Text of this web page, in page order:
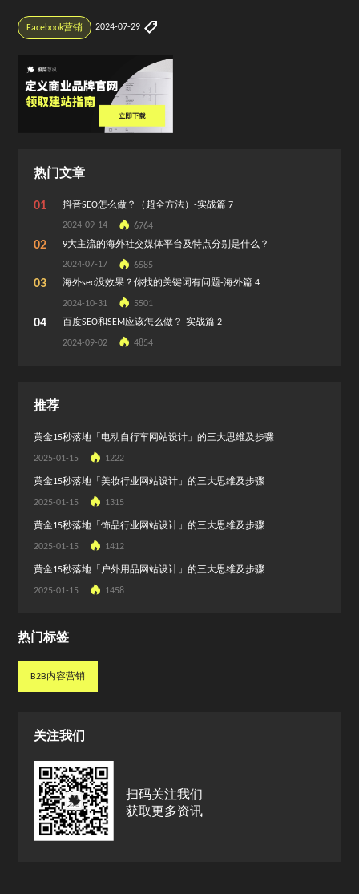
Facebook营销 2024-07-29
热门文章
01 抖音SEO怎么做？（超全方法）-实战篇 7
2024-09-14 6764
02 9大主流的海外社交媒体平台及特点分别是什么？
2024-07-17 6585
03 海外seo没效果？你找的关键词有问题-海外篇 4
2024-10-31 5501
04 百度SEO和SEM应该怎么做？-实战篇 2
2024-09-02 4854
推荐
黄金15秒落地「电动自行车网站设计」的三大思维及步骤
2025-01-15 1222
黄金15秒落地「美妆行业网站设计」的三大思维及步骤
2025-01-15 1315
黄金15秒落地「饰品行业网站设计」的三大思维及步骤
2025-01-15 1412
黄金15秒落地「户外用品网站设计」的三大思维及步骤
2025-01-15 1458
热门标签
B2B内容营销
关注我们
扫码关注我们
获取更多资讯